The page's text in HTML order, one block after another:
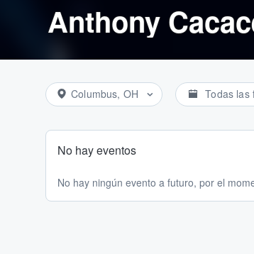
Anthony
Columbus, OH Todas las
No hay eventos
No hay ningún evento a futuro, por el